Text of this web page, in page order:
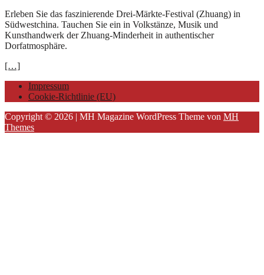
Erleben Sie das faszinierende Drei-Märkte-Festival (Zhuang) in
Südwestchina. Tauchen Sie ein in Volkstänze, Musik und
Kunsthandwerk der Zhuang-Minderheit in authentischer
Dorfatmosphäre.
[…]
Impressum
Cookie-Richtlinie (EU)
Copyright © 2026 | MH Magazine WordPress Theme von MH
Themes